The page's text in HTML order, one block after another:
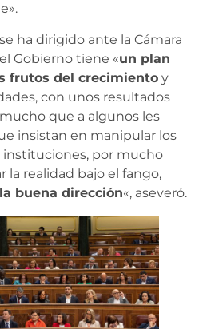
ha dirigido ante la Cámara
Gobierno tiene «un plan
frutos del crecimiento y
con unos resultados
que a algunos les
insistan en manipular los
instituciones, por mucho
realidad bajo el fango,
buena dirección«, aseveró.